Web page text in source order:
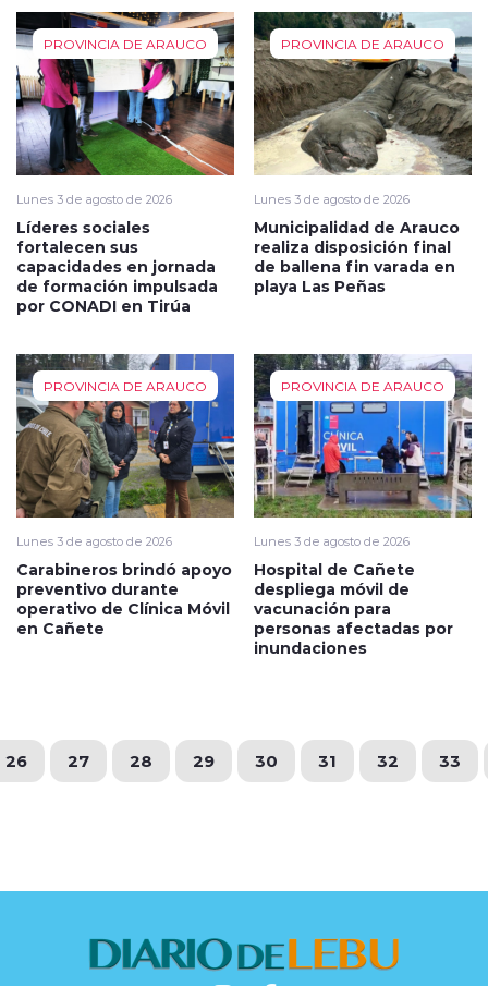
PROVINCIA DE ARAUCO
Lunes 3 de agosto de 2026
Líderes sociales
fortalecen sus
capacidades en jornada
de formación impulsada
por CONADI en Tirúa
PROVINCIA DE ARAUCO
Lunes 3 de agosto de 2026
Municipalidad de Arauco
realiza disposición final
de ballena fin varada en
playa Las Peñas
PROVINCIA DE ARAUCO
Lunes 3 de agosto de 2026
Carabineros brindó apoyo
preventivo durante
operativo de Clínica Móvil
en Cañete
PROVINCIA DE ARAUCO
Lunes 3 de agosto de 2026
Hospital de Cañete
despliega móvil de
vacunación para
personas afectadas por
inundaciones
26 27 28 29 30 31 32 33